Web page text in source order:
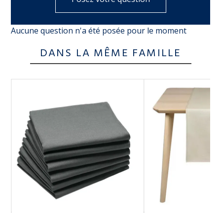
Aucune question n'a été posée pour le moment
DANS LA MÊME FAMILLE